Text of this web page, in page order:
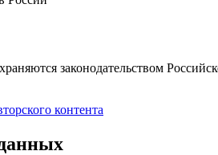
законодательством
контента